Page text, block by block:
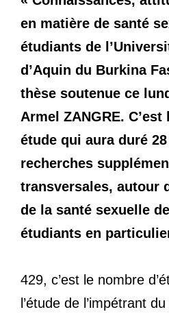
en matière de santé
étudiants de
d’Aquin du Burkina
thèse soutenue ce
Armel ZANGRE.
étude qui aura duré
recherches
transversales, autour
de la santé sexuelle
étudiants en
429, c’est le nombre
l’étude de l’impétrant